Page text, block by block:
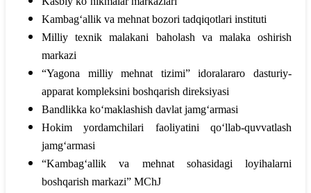
Kambag‘allik va mehnat bozori tadqiqotlari instituti
Milliy texnik malakani baholash va malaka oshirish
markazi
“Yagona milliy mehnat tizimi” idoralararo dasturiy-
apparat kompleksini boshqarish direksiyasi
Bandlikka ko‘maklashish davlat jamg‘armasi
Hokim yordamchilari faoliyatini qo‘llab-quvvatlash
jamg‘armasi
“Kambag‘allik va mehnat sohasidagi loyihalarni
boshqarish markazi” MChJ